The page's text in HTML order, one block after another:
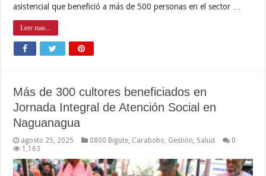
asistencial que benefició a más de 500 personas en el sector …
Leer mas...
Más de 300 cultores beneficiados en
Jornada Integral de Atención Social en
Naguanagua
agosto 25, 2025 0800 Bigote, Carabobo, Gestión, Salud
0
1,163